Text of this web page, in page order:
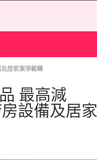
居家潔淨範疇
最高減
設備及居家